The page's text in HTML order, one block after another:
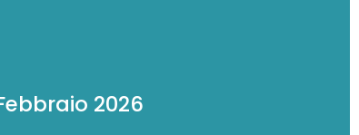
2026